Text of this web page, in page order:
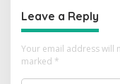
Leave a Reply
Your email address will
marked *